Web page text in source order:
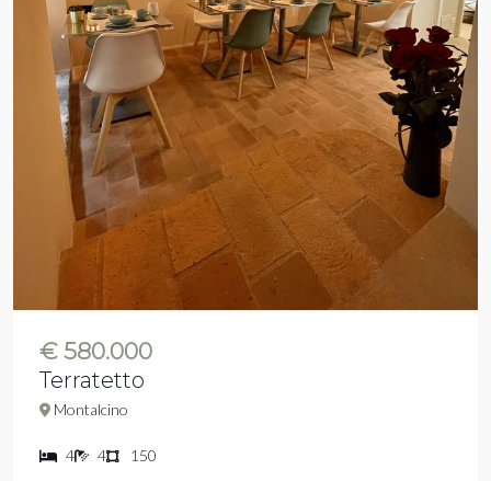
€ 580.000
Terratetto
Montalcino
4 4 150